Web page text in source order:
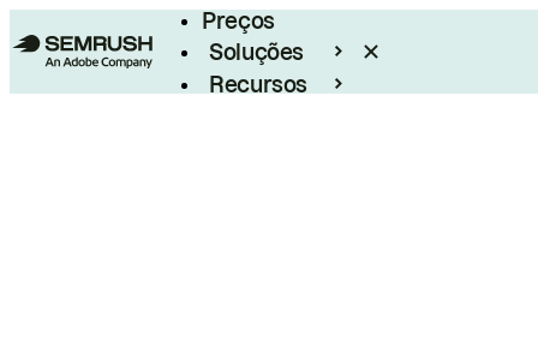
Preços
Soluções
Recursos